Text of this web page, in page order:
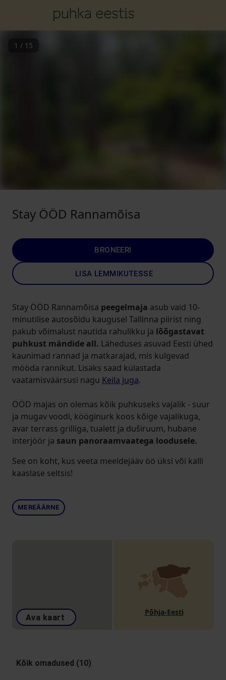
1 / 15
Stay ÖÖD Rannamõisa
BRONEERI
LISA LEMMIKUTESSE
Stay ÖÖD Rannamõisa peegelmaja asub vaid 10-
minutilise autosõidu kaugusel Tallinna piirist ning
pakub võimalust nautida rahulikku ja lõõgastavat
puhkust mändide all. Läheduses asuvad Eesti ühed
kaunimad rannad ja matkarajad, mis kulgevad
mööda rannikut. Lisaks saad külastada
vaatamisväärsusi nagu Keila juga.
ÖÖD majas on olemas kõik puhkuseks vajalik - suur
ja mugav voodi, kööginurk koos kõige vajalikuga,
avar terrass grilliga, tualett ja duširuum, hubane
interjöör ja saun panoraamvaatega loodusele.
See on koht, kus veeta meeldejääv öö üksi või kalli
kaaslase seltsis!
MEREÄÄRNE
Ava kaart
Põhja-Eesti
Kõik omadused (10)